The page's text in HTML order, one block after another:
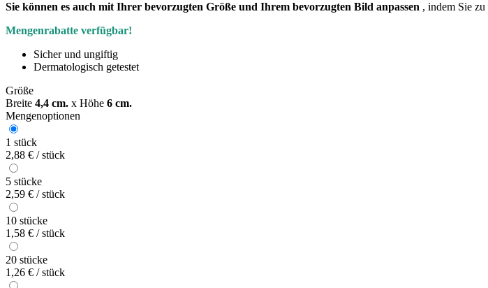
Sie können es auch mit Ihrer bevorzugten Größe und Ihrem bevorzugten Bild anpassen , indem Sie zu
Mengenrabatte verfügbar!
Sicher und ungiftig
Dermatologisch getestet
Größe
Breite 4,4 cm. x Höhe 6 cm.
Mengenoptionen
1 stück
2,88 € / stück
5 stücke
2,59 € / stück
10 stücke
1,58 € / stück
20 stücke
1,26 € / stück